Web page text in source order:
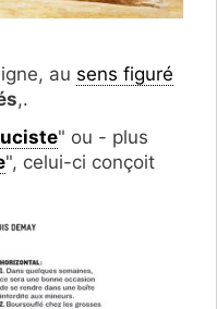
au sens figuré
,.
" ou - plus
", celui-ci conçoit